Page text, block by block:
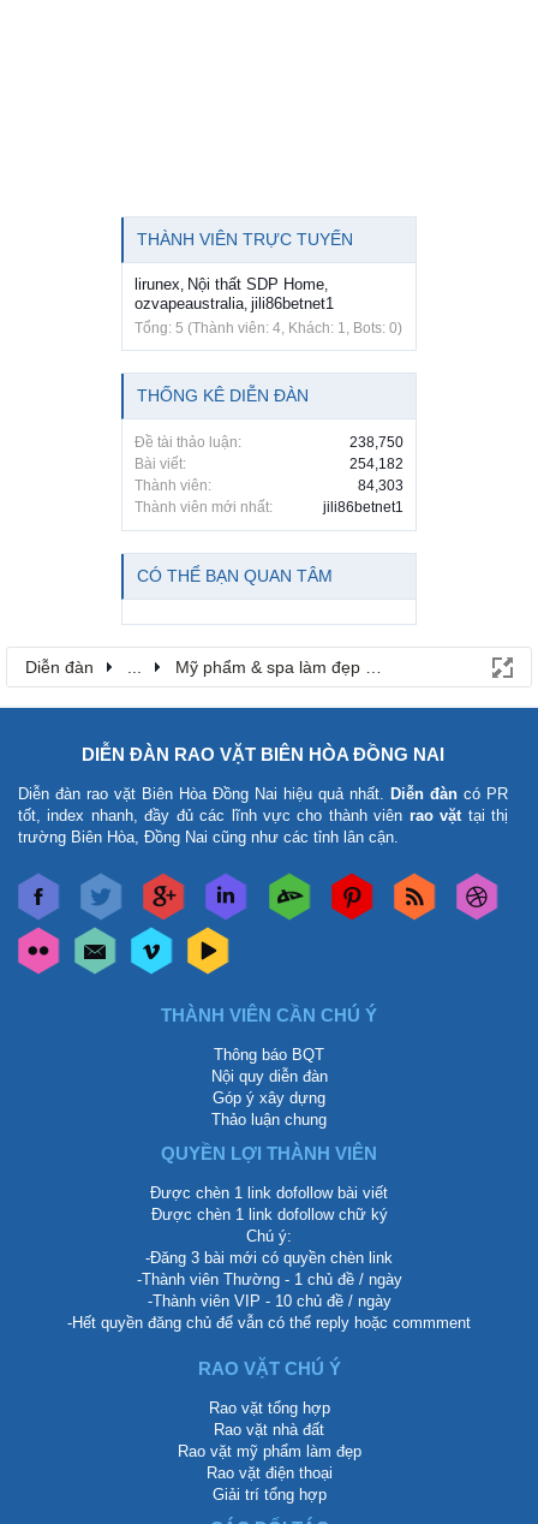
THÀNH VIÊN TRỰC TUYẾN
lirunex, Nội thất SDP Home,
ozvapeaustralia, jili86betnet1
Tổng: 5 (Thành viên: 4, Khách: 1, Bots: 0)
THỐNG KÊ DIỄN ĐÀN
Đề tài thảo luận:
238,750
Bài viết:
254,182
Thành viên:
84,303
Thành viên mới nhất:
jili86betnet1
CÓ THỂ BẠN QUAN TÂM
Diễn đàn ... Mỹ phẩm & spa làm đẹp tại Đồng Nai
DIỄN ĐÀN RAO VẶT BIÊN HÒA ĐỒNG NAI
Diễn đàn rao vặt Biên Hòa Đồng Nai hiệu quả nhất. Diễn đàn có PR
tốt, index nhanh, đầy đủ các lĩnh vực cho thành viên rao vặttại thị
trường Biên Hòa, Đồng Nai cũng như các tỉnh lân cận.
THÀNH VIÊN CẦN CHÚ Ý
Thông báo BQT
Nội quy diễn đàn
Góp ý xây dựng
Thảo luận chung
QUYỀN LỢI THÀNH VIÊN
Được chèn 1 link dofollow bài viết
Được chèn 1 link dofollow chữ ký
Chú ý:
-Đăng 3 bài mới có quyền chèn link
-Thành viên Thường - 1 chủ đề / ngày
-Thành viên VIP - 10 chủ đề / ngày
-Hết quyền đăng chủ để vẫn có thể reply hoặc commment
RAO VẶT CHÚ Ý
Rao vặt tổng hợp
Rao vặt nhà đất
Rao vặt mỹ phẩm làm đẹp
Rao vặt điện thoại
Giải trí tổng hợp